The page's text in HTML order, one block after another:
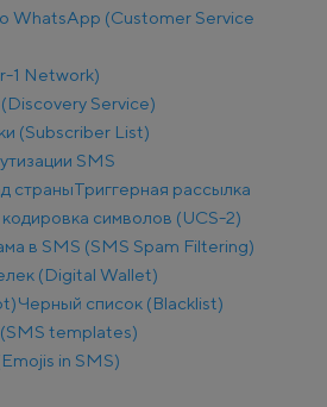
WhatsApp (Customer Service
1 Network)
Service)
(Subscriber List)
SMS
страныТриггерная рассылка
символов (UCS-2)
в SMS (SMS Spam Filtering)
(Digital Wallet)
Черный список (Blacklist)
templates)
in SMS)